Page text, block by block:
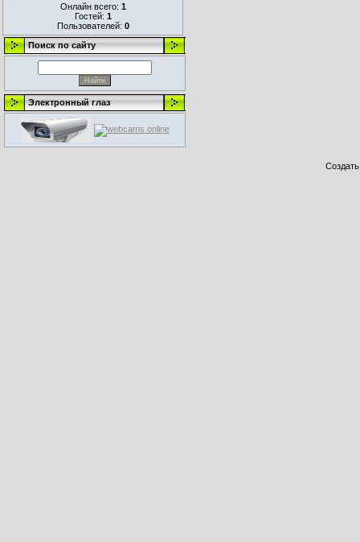
Онлайн всего: 1
Гостей: 1
Пользователей: 0
Поиск по сайту
Электронный глаз